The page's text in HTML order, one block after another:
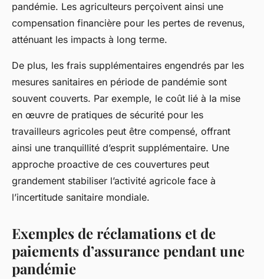
pandémie. Les agriculteurs perçoivent ainsi une
compensation financière pour les pertes de revenus,
atténuant les impacts à long terme.
De plus, les frais supplémentaires engendrés par les
mesures sanitaires en période de pandémie sont
souvent couverts. Par exemple, le coût lié à la mise
en œuvre de pratiques de sécurité pour les
travailleurs agricoles peut être compensé, offrant
ainsi une tranquillité d’esprit supplémentaire. Une
approche proactive de ces couvertures peut
grandement stabiliser l’activité agricole face à
l’incertitude sanitaire mondiale.
Exemples de réclamations et de
paiements d’assurance pendant une
pandémie